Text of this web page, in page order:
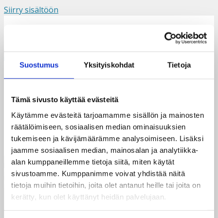
Suostumus Yksityiskohdat Tietoja
Tämä sivusto käyttää evästeitä
Käytämme evästeitä tarjoamamme sisällön ja mainosten
räätälöimiseen, sosiaalisen median ominaisuuksien
tukemiseen ja kävijämäärämme analysoimiseen. Lisäksi
jaamme sosiaalisen median, mainosalan ja analytiikka-
alan kumppaneillemme tietoja siitä, miten käytät
sivustoamme. Kumppanimme voivat yhdistää näitä
tietoja muihin tietoihin, joita olet antanut heille tai joita on
kerätty, kun olet käyttänyt heidän palvelujaan.
Siirry sisältöön
Valikko
Mika_sua_estaa_2021